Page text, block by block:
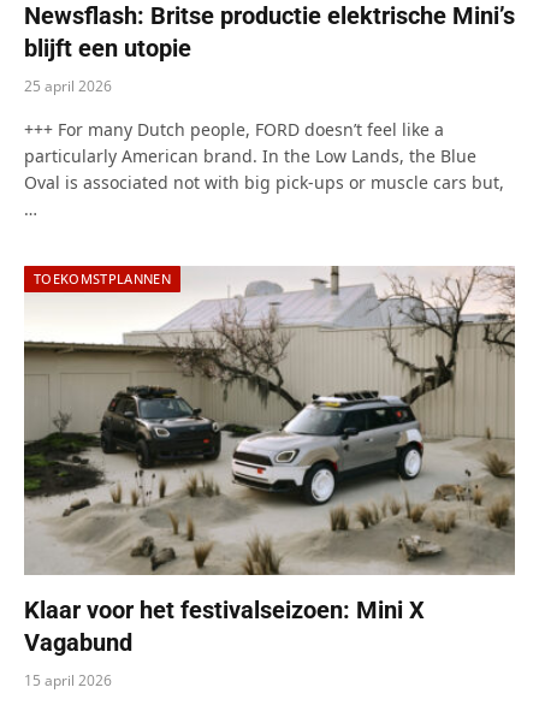
Newsflash: Britse productie elektrische Mini’s
blijft een utopie
25 april 2026
+++ For many Dutch people, FORD doesn’t feel like a
particularly American brand. In the Low Lands, the Blue
Oval is associated not with big pick-ups or muscle cars but,
…
TOEKOMSTPLANNEN
Klaar voor het festivalseizoen: Mini X
Vagabund
15 april 2026